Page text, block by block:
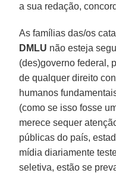
a sua redação,
As famílias das/os
DMLU não esteja
(des)governo federal,
de qualquer direito
humanos
(como se isso fosse
merece sequer
públicas do país,
mídia diariamente
seletiva, estão se